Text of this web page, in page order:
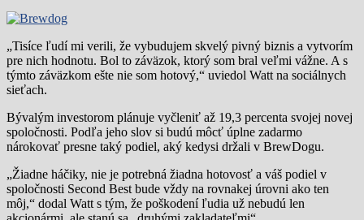
„Tisíce ľudí mi verili, že vybudujem skvelý pivný biznis a vytvorím
pre nich hodnotu. Bol to záväzok, ktorý som bral veľmi vážne. A s
týmto záväzkom ešte nie som hotový,“ uviedol Watt na sociálnych
sieťach.
Bývalým investorom plánuje vyčleniť až 19,3 percenta svojej novej
spoločnosti. Podľa jeho slov si budú môcť úplne zadarmo
nárokovať presne taký podiel, aký kedysi držali v BrewDogu.
„Žiadne háčiky, nie je potrebná žiadna hotovosť a váš podiel v
spoločnosti Second Best bude vždy na rovnakej úrovni ako ten
môj,“ dodal Watt s tým, že poškodení ľudia už nebudú len